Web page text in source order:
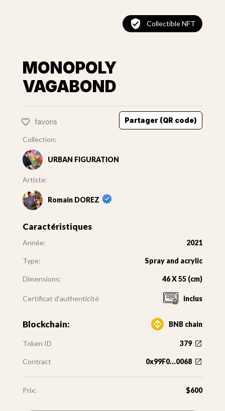
Collectible NFT
MONOPOLY
VAGABOND
favoris Partager (QR code)
Collection:
URBAN FIGURATION
Artiste:
Romain DOREZ
Caractéristiques
Année: 2021
Type: Spray and acrylic
Dimensions: 46 X 55 (cm)
Certificat d'authenticité inclus
Blockchain: BNB chain
Token ID 379
Contract 0x99F0...0068
Prix: $600